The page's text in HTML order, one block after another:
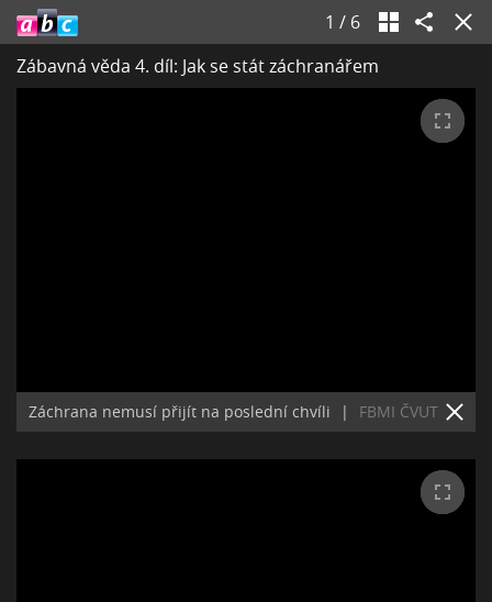
1 / 6
Zábavná věda 4. díl: Jak se stát záchranářem
Záchrana nemusí přijít na poslední chvíli | FBMI ČVUT